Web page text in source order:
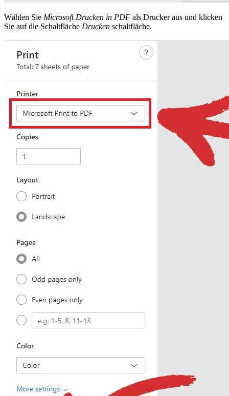
Wählen Sie Microsoft Drucken in PDF als Drucker aus und klicken
Sie auf die Schaltfläche Drucken schaltfläche.